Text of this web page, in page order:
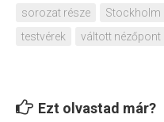
sorozat része
Stockholm
testvérek
váltott nézőpont
Ezt olvastad már?